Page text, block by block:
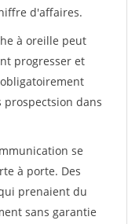
d'affaires.
à oreille peut
progresser et
dans
se
à porte. Des
prenaient du
sans garantie